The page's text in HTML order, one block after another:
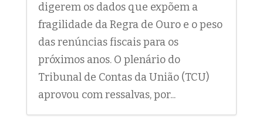
digerem os dados que expõem a
fragilidade da Regra de Ouro e o peso
das renúncias fiscais para os
próximos anos. O plenário do
Tribunal de Contas da União (TCU)
aprovou com ressalvas, por...